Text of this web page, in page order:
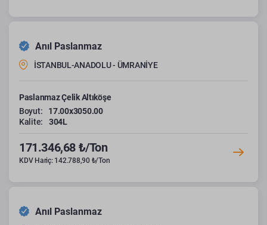
Anıl Paslanmaz
İSTANBUL-ANADOLU - ÜMRANİYE
Paslanmaz Çelik Altıköşe
Boyut:
17.00x3050.00
Kalite:
304L
171.346,68 ₺/Ton
KDV Hariç: 142.788,90 ₺/Ton
Anıl Paslanmaz